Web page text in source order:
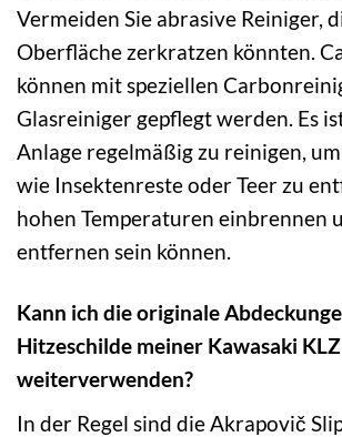
Vermeiden Sie abrasive Reiniger,
Oberfläche zerkratzen könnten.
können mit speziellen
Glasreiniger gepflegt werden. Es
Anlage regelmäßig zu reinigen,
wie Insektenreste oder Teer zu
hohen Temperaturen einbrennen
entfernen sein können.
Kann ich die originale
Hitzeschilde meiner Kawasaki
weiterverwenden?
In der Regel sind die Akrapovič